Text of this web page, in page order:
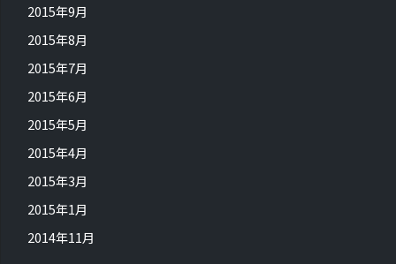
2015年9月
2015年8月
2015年7月
2015年6月
2015年5月
2015年4月
2015年3月
2015年1月
2014年11月